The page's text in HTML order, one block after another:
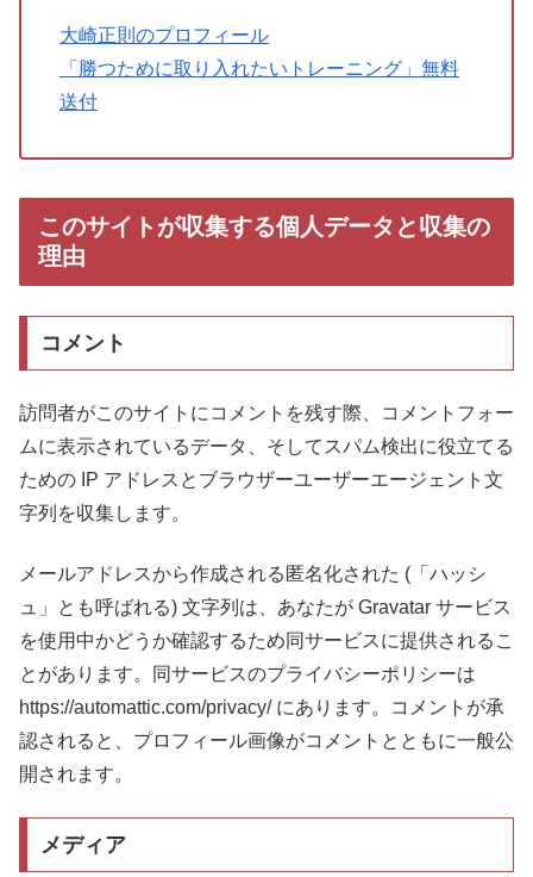
大崎正則のプロフィール
「勝つために取り入れたいトレーニング」無料
送付
このサイトが収集する個人データと収集の
理由
コメント
訪問者がこのサイトにコメントを残す際、コメントフォー
ムに表示されているデータ、そしてスパム検出に役立てる
ための IP アドレスとブラウザーユーザーエージェント文
字列を収集します。
メールアドレスから作成される匿名化された (「ハッシ
ュ」とも呼ばれる) 文字列は、あなたが Gravatar サービス
を使用中かどうか確認するため同サービスに提供されるこ
とがあります。同サービスのプライバシーポリシーは
https://automattic.com/privacy/ にあります。コメントが承
認されると、プロフィール画像がコメントとともに一般公
開されます。
メディア